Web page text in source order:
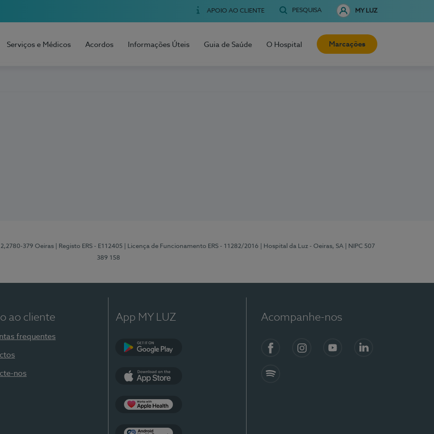
APOIO AO CLIENTE PESQUISA MY LUZ
Serviços e Médicos Acordos Informações Úteis Guia de Saúde O Hospital Marcações
379 Oeiras | Registo ERS - E112405 | Licença de Funcionamento ERS - 11282/2016 | Hospital da Luz - Oeiras, SA
| NIPC 507
389 158
ao cliente
frequentes
nos
App MY LUZ Acompanhe-nos